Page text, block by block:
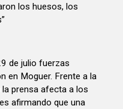
los huesos, los
de julio fuerzas
en Moguer. Frente a la
prensa afecta a los
afirmando que una